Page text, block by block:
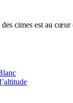
des cimes est au